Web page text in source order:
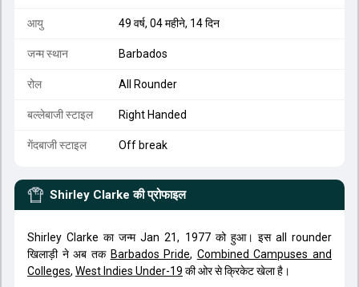
आयु 49 वर्ष, 04 महीने, 14 दिन
जन्म स्थान Barbados
रोल All Rounder
बल्लेबाजी स्टाइल Right Handed
गेंदबाजी स्टाइल Off break
Shirley Clarke की प्रोफाइल
Shirley Clarke का जन्म Jan 21, 1977 को हुआ। इस all rounder
खिलाड़ी ने अब तक Barbados Pride, Combined Campuses and
Colleges, West Indies Under-19 की ओर से क्रिकेट खेला है।